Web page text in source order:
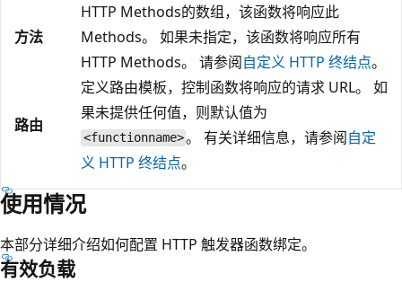
方法
HTTP Methods的数组，该函数将响应此
Methods。 如果未指定，该函数将响应所有
HTTP Methods。 请参阅自定义 HTTP 终结点。
路由
定义路由模板，控制函数将响应的请求 URL。 如
果未提供任何值，则默认值为
<functionname>。 有关详细信息，请参阅自定
义 HTTP 终结点。
使用情况
本部分详细介绍如何配置 HTTP 触发器函数绑定。
有效负载